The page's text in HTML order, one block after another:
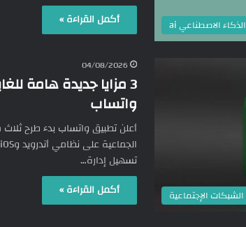
الذكاء الاصطناعي ai
أكمل القراءة »
الشبكات الإجتماعية
04/08/2026
3 مزايا جديدة هامة
واتساب
أعلن تطبيق واتساب بدء طرح ثلاث
تسهيل إدارة…
أكمل القراءة »